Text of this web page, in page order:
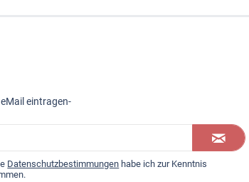
eintragen-
Datenschutzbestimmungen habe ich zur Kenntnis